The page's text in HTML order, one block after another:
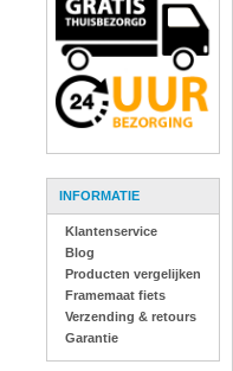
INFORMATIE
Klantenservice
Blog
Producten vergelijken
Framemaat fiets
Verzending & retours
Garantie